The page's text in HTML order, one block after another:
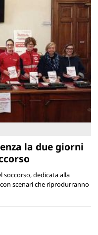
la due giorni
soccorso, dedicata alla
scenari che riprodurranno